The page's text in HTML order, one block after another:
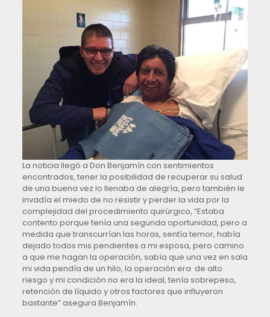
La noticia llegó a Don Benjamín con sentimientos
encontrados, tener la posibilidad de recuperar su salud
de una buena vez lo llenaba de alegría, pero también le
invadía el miedo de no resistir y perder la vida por la
complejidad del procedimiento quirúrgico, “Estaba
contento porque tenía una segunda oportunidad, pero a
medida que transcurrían las horas, sentía temor, había
dejado todos mis pendientes a mi esposa, pero camino
a que me hagan la operación, sabía que una vez en sala
mi vida pendía de un hilo, la operación era de alto
riesgo y mi condición no era la ideal, tenía sobrepeso,
retención de líquido y otros factores que influyeron
bastante” asegura Benjamín.